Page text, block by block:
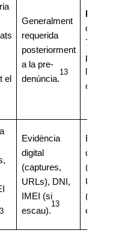
el
Generalment
requerida
posteriorment
a la pre-
denúncia.
13
dins de
72 hores
online.
Evidència
digital
(captures,
URLs), DNI,
IMEI (si
escau).
13
Evidència
digital
(captures,
URLs),
(o